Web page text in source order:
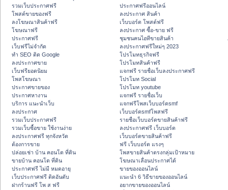
รวมเว็บประกาศฟรี
โพสต์ขายของฟรี
ลงโฆษณาสินค้าฟรี
โฆษณาฟรี
ประกาศฟรี
เว็บฟรีไม่จำกัด
ทำ SEO ติด Google
ลงประกาศขาย
เว็บฟรียอดนิยม
โพสโฆษณา
ประกาศขายของ
ประกาศหางาน
บริการ แนะนำเว็บ
ลงประกาศ
รวมเว็บประกาศฟรี
รวมเว็บซื้อขาย ใช้งานง่าย
ลงประกาศฟรี ทุกจังหวัด
ต้องการขาย
ปล่อยเช่า บ้าน คอนโด ที่ดิน
ขายบ้าน คอนโด ที่ดิน
ประกาศฟรี ไม่มี หมดอายุ
เว็บประกาศฟรี ติดอันดับ
ฝากร้านฟรี โพ ส ฟรี
ประกาศฟรีออนไลน์
ลงประกาศ สินค้า
เว็บบอร์ด โพสต์ฟรี
ลงประกาศ ซื้อ-ขาย ฟรี
ชุมชนคนไอทีขายสินค้า
ลงประกาศฟรีใหม่ๆ 2023
โปรโมทธุรกิจฟรี
โปรโมทสินค้าฟรี
แจกฟรี รายชื่อเว็บลงประกาศฟรี
โปรโมท Social
โปรโมท youtube
แจกฟรี รายชื่อเว็บ
แจกฟรีโพสเว็บบอร์ดsmf
เว็บบอร์ดsmfโพสฟรี
รายชื่อเว็บบอร์ดขายสินค้าฟรี
ลงประกาศฟรี เว็บบอร์ด
เว็บบอร์ดขายสินค้าฟรี
ฟรี เว็บบอร์ด แรงๆ
โพสขายสินค้าตรงกลุ่มเป้าหมาย
โฆษณาเลื่อนประกาศได้
ขายของออนไลน์
แนะนำ 6 วิธีขายของออนไลน์
อยากขายของออนไลน์